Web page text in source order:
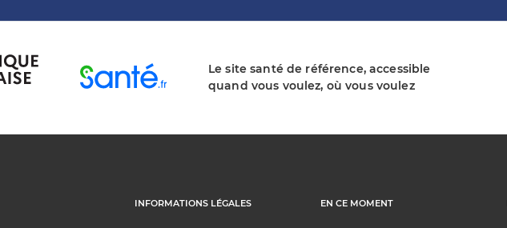
Le site santé de référence, accessible
quand vous voulez, où vous voulez
INFORMATIONS LÉGALES EN CE MOMENT